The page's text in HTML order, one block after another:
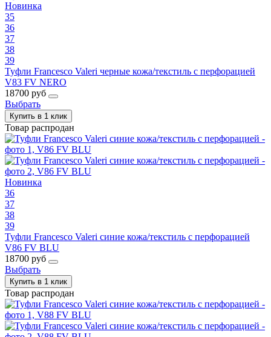
Новинка
35
36
37
38
39
Туфли Francesco Valeri черные кожа/текстиль с перфорацией
V83 FV NERO
18700 руб
Выбрать
Купить в 1 клик
Товар распродан
Новинка
36
37
38
39
Туфли Francesco Valeri синие кожа/текстиль с перфорацией
V86 FV BLU
18700 руб
Выбрать
Купить в 1 клик
Товар распродан